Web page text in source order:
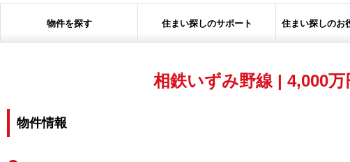
物件を探す 住まい探しのサポート 住まい探しのお
相鉄いずみ野線 | 4,000万
物件情報